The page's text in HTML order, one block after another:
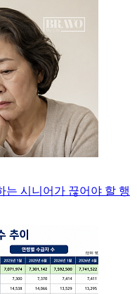
는 시니어가 끊어야 할 행